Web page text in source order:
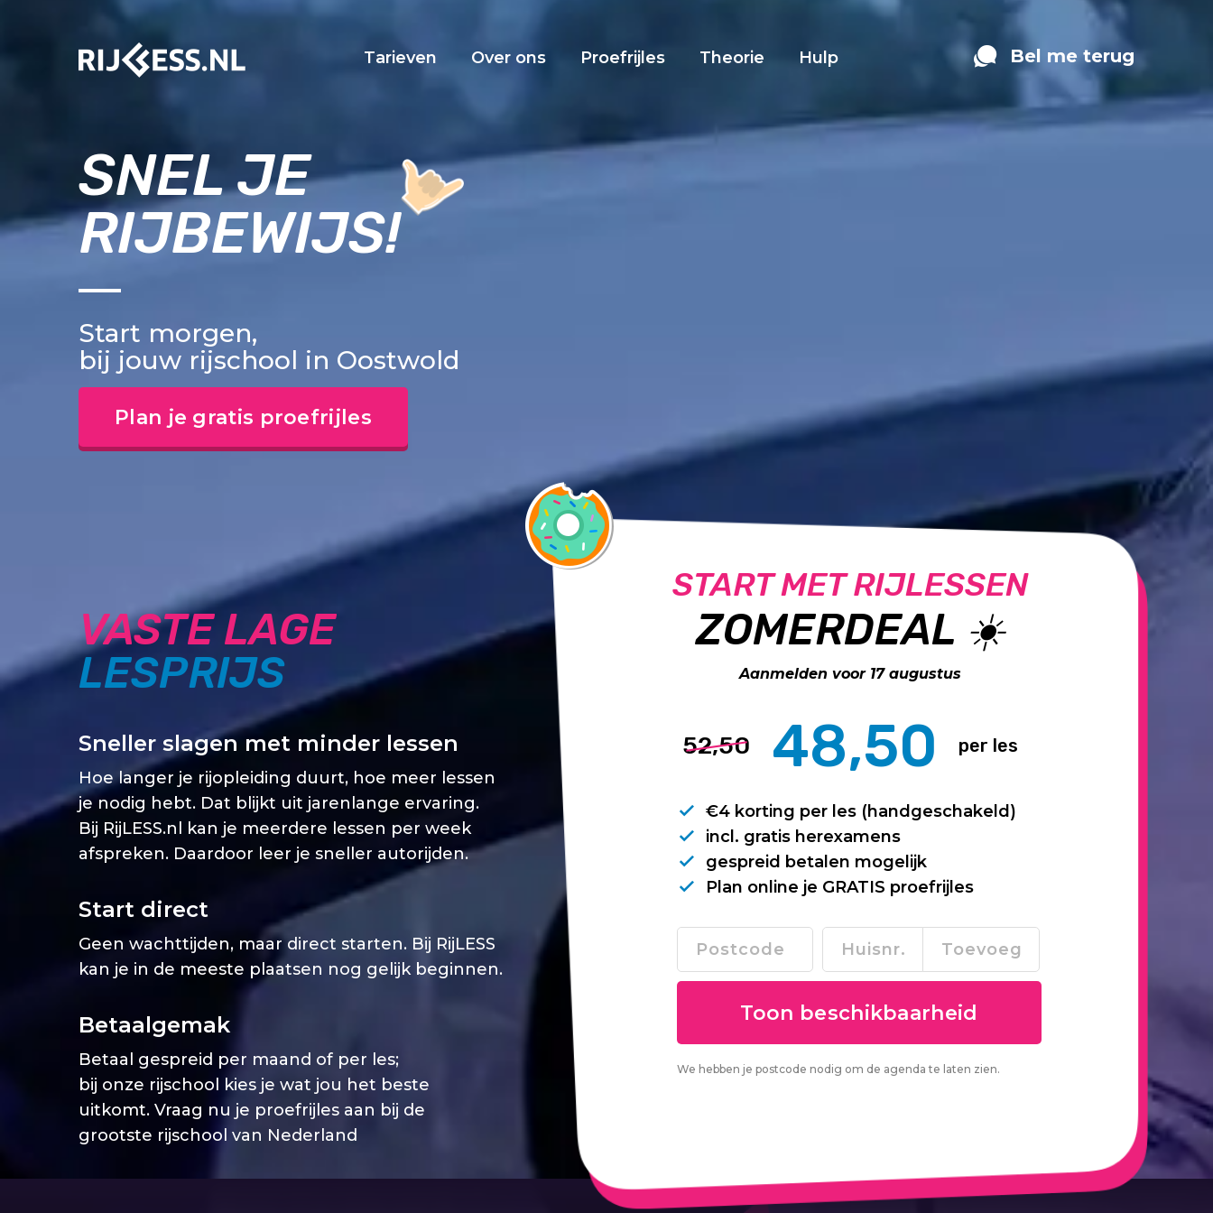
Tarieven Over ons Proefrijles Theorie Hulp Bel me terug
SNEL JE
RIJBEWIJS!
Start morgen,
bij jouw rijschool in Oostwold
Plan je gratis proefrijles
START MET RIJLESSEN
ZOMERDEAL ☀️
Aanmelden voor 17 augustus
52,50 48,50 per les
€4 korting per les (handgeschakeld)
incl. gratis herexamens
gespreid betalen mogelijk
Plan online je GRATIS proefrijles
We hebben je postcode nodig om de agenda te laten zien.
VASTE LAGE
LESPRIJS
Sneller slagen met minder lessen
Hoe langer je rijopleiding duurt, hoe meer lessen
je nodig hebt. Dat blijkt uit jarenlange ervaring.
Bij RijLESS.nl kan je meerdere lessen per week
afspreken. Daardoor leer je sneller autorijden.
Start direct
Geen wachttijden, maar direct starten. Bij RijLESS
kan je in de meeste plaatsen nog gelijk beginnen.
Betaalgemak
Betaal gespreid per maand of per les;
bij onze rijschool kies je wat jou het beste
uitkomt. Vraag nu je proefrijles aan bij de
grootste rijschool van Nederland